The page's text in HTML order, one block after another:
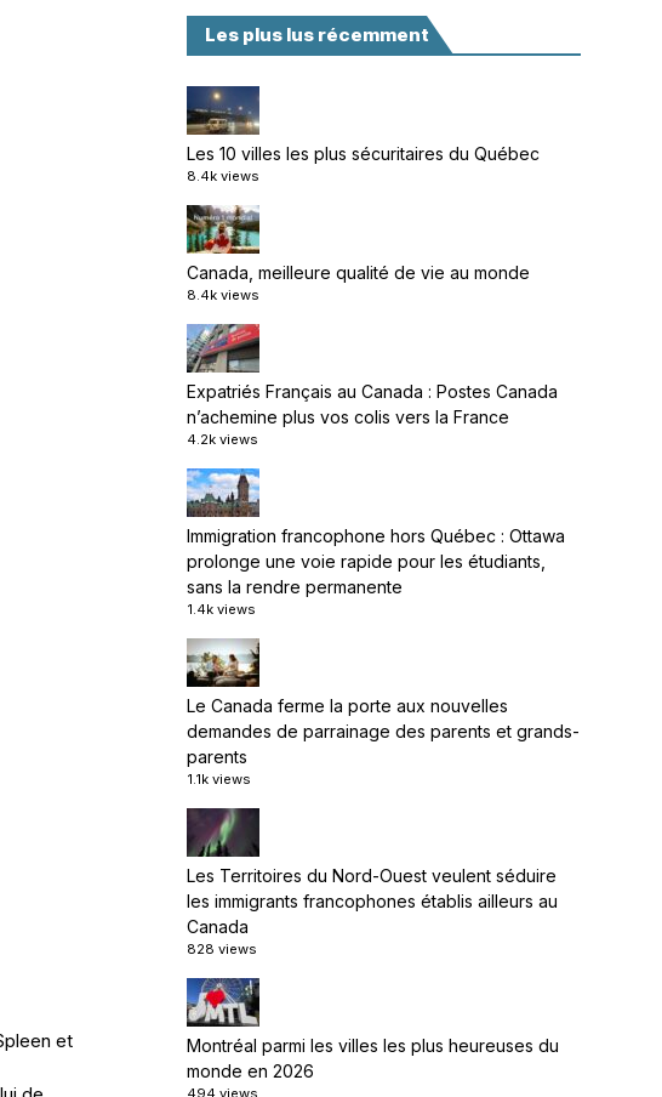
et
Les plus lus récemment
Les 10 villes les plus sécuritaires du Québec
8.4k views
Canada, meilleure qualité de vie au monde
8.4k views
Expatriés Français au Canada : Postes Canada
n’achemine plus vos colis vers la France
4.2k views
Immigration francophone hors Québec : Ottawa
prolonge une voie rapide pour les étudiants,
sans la rendre permanente
1.4k views
Le Canada ferme la porte aux nouvelles
demandes de parrainage des parents et grands-
parents
1.1k views
Les Territoires du Nord-Ouest veulent séduire
les immigrants francophones établis ailleurs au
Canada
828 views
Montréal parmi les villes les plus heureuses du
monde en 2026
494 views